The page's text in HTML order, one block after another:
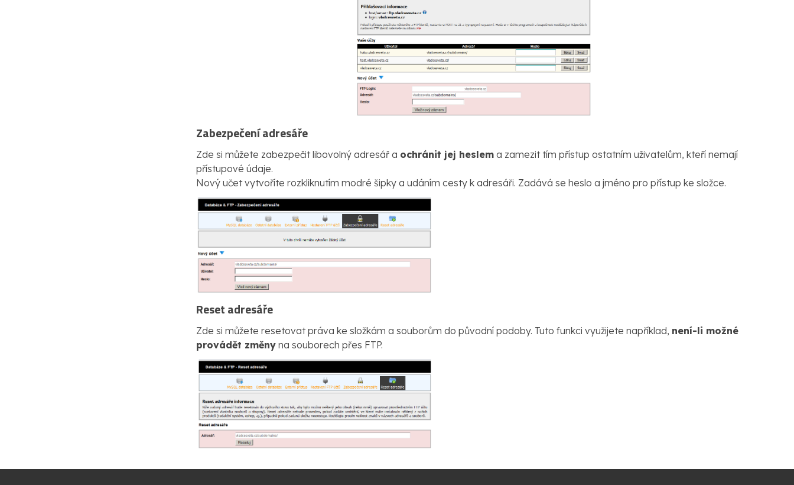
Zabezpečení adresáře
Zde si můžete zabezpečit libovolný adresář a ochránit jej heslem a zamezit tím přístup ostatním uživatelům, kteří nemají
přístupové údaje.
Nový učet vytvoříte rozkliknutím modré šipky a udáním cesty k adresáři. Zadává se heslo a jméno pro přístup ke složce.
Reset adresáře
Zde si můžete resetovat práva ke složkám a souborům do původní podoby. Tuto funkci využijete například, není-li možné
provádět změny na souborech přes FTP.